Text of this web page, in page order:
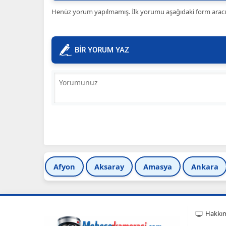
Henüz yorum yapılmamış. İlk yorumu aşağıdaki form
BİR YORUM YAZ
Afyon Aksaray Amasya Ankara